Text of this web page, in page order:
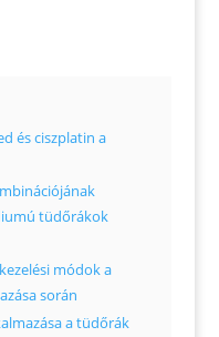
és ciszplatin a
tüdőrákok
módok a
során
a tüdőrák